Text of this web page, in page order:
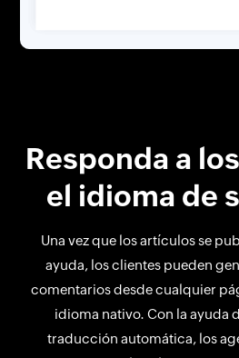
Responda a
el idioma de
Una vez que los artículos se
ayuda, los clientes pueden
comentarios desde cualquier
idioma nativo. Con la ayuda
traducción automática, los